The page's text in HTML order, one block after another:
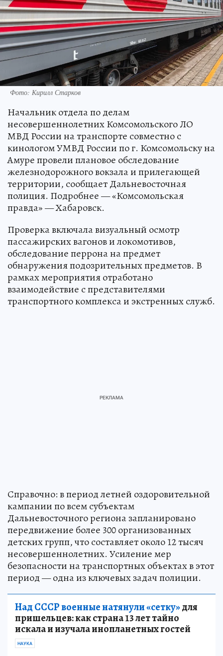
Фото: Кирилл Старков
Начальник отдела по делам
несовершеннолетних Комсомольского ЛО
МВД России на транспорте совместно с
кинологом УМВД России по г. Комсомольску на
Амуре провели плановое обследование
железнодорожного вокзала и прилегающей
территории, сообщает Дальневосточная
полиция. Подробнее — «Комсомольская
правда» — Хабаровск.
Проверка включала визуальный осмотр
пассажирских вагонов и локомотивов,
обследование перрона на предмет
обнаружения подозрительных предметов. В
рамках мероприятия отработано
взаимодействие с представителями
транспортного комплекса и экстренных служб.
Справочно: в период летней оздоровительной
кампании по всем субъектам
Дальневосточного региона запланировано
передвижение более 300 организованных
детских групп, что составляет около 12 тысяч
несовершеннолетних. Усиление мер
безопасности на транспортных объектах в этот
период — одна из ключевых задач полиции.
Над СССР военные натянули «сетку»для
пришельцев: как страна 13 лет тайно
искала и изучала инопланетных гостей
НАУКА